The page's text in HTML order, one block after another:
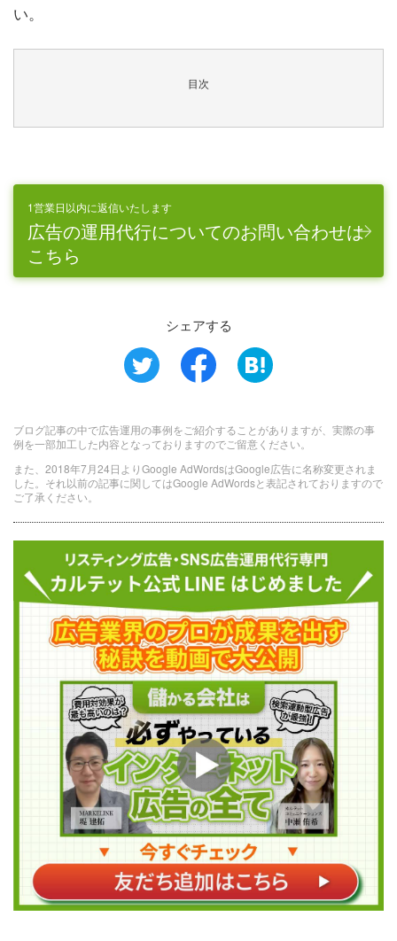
い。
目次
1営業日以内に返信いたします
広告の運用代行についてのお問い合わせは
こちら
シェアする
ブログ記事の中で広告運用の事例をご紹介することがありますが、実際の事
例を一部加工した内容となっておりますのでご留意ください。
また、2018年7月24日よりGoogle AdWordsはGoogle広告に名称変更されま
した。それ以前の記事に関してはGoogle AdWordsと表記されておりますので
ご了承ください。